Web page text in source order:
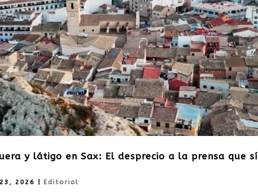
y látigo en Sax: El desprecio a la prensa que sí
2026 Editorial